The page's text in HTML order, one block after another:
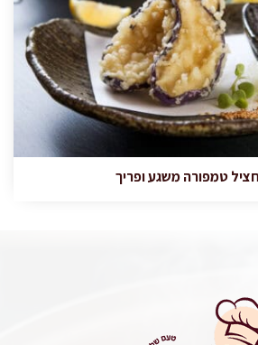
טמפורה משגע ופריך